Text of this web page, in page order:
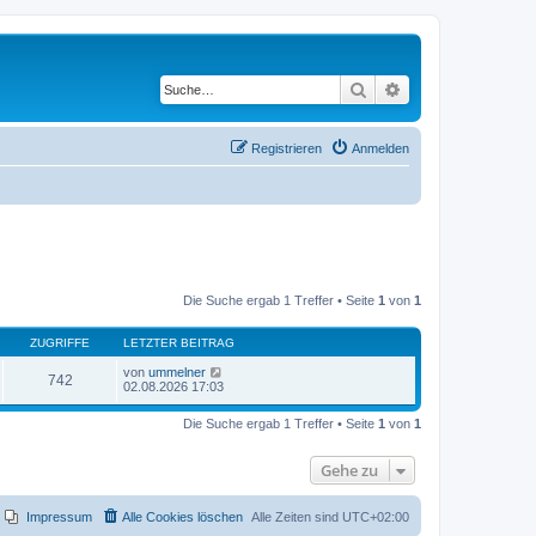
Suche
Anmelden
Registrieren
Die Suche ergab 1 Treffer • Seite 1 von 1
ZUGRIFFE LETZTER BEITRAG
742 von ummelner
02.08.2026 17:03
Die Suche ergab 1 Treffer • Seite 1 von 1
Gehe zu
Alle Zeiten sind UTC+02:00
Alle Cookies löschen
Impressum